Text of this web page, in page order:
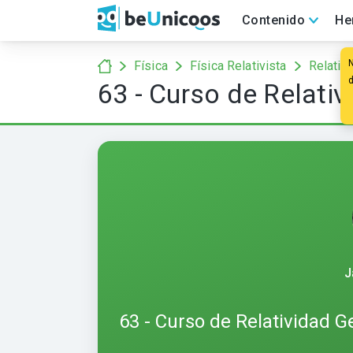
Contenido
Física Física Relativista
63 - Curso de
63 - Curso de Relatividad